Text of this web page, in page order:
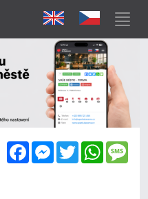
FacebookMessenger
Twitter